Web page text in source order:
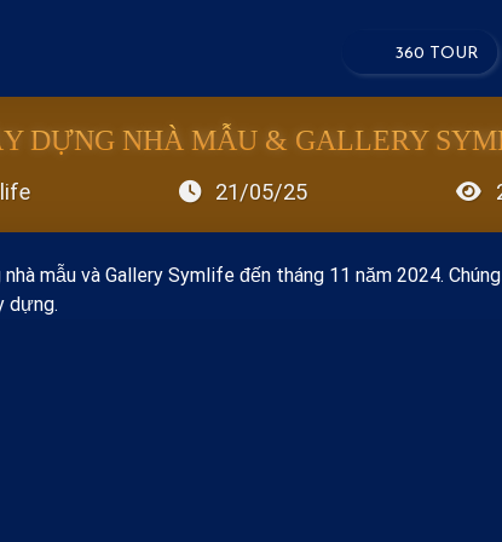
360 TOUR
DỰNG NHÀ MẪU & GALLERY
21/05/25
mẫu và Gallery Symlife đến tháng 11 năm 2024.
dựng.